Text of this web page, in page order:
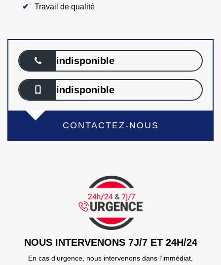
Travail de qualité
indisponible
indisponible
CONTACTEZ-NOUS
NOUS INTERVENONS 7J/7 ET 24H/24
En cas d’urgence, nous intervenons dans l’immédiat,